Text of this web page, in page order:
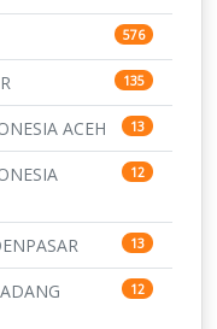
576
135
ACEH 13
12
13
12